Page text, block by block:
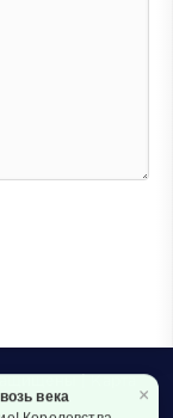
| Карта
×
века